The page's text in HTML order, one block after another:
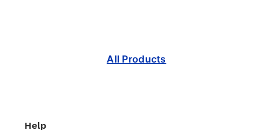
All Products
Help